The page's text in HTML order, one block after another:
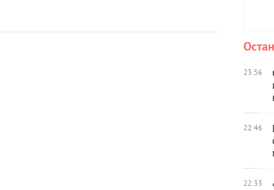
23:56
22:46
22:33